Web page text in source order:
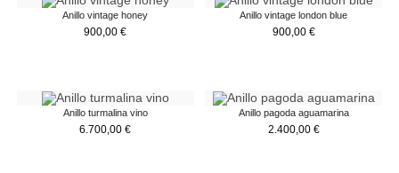
Anillo vintage honey
900,00€
Anillo vintage london blue
900,00 €
Anillo turmalina vino
6.700,00€
Anillo pagoda aguamarina
2.400,00 €